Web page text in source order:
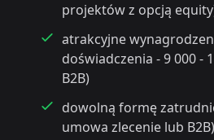
projektów z opcją
atrakcyjne
doświadczenia - 9 000 -
B2B)
dowolną formę
umowa zlecenie lub